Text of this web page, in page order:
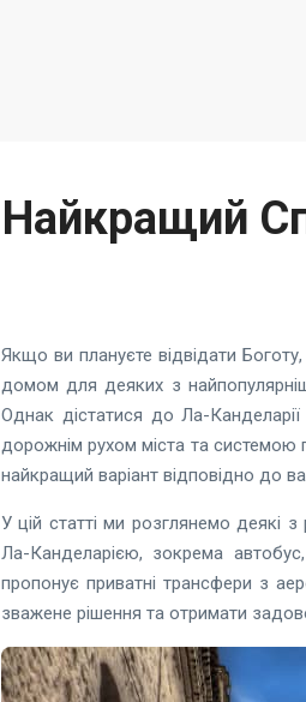
Найкращий
Якщо ви плануєте відвідати
домом для деяких з
Однак дістатися до Ла-
дорожнім рухом міста та системою
найкращий варіант відповідно до
У цій статті ми розглянемо деякі
Ла-Канделарією, зокрема
пропонує приватні трансфери з
зважене рішення та отримати